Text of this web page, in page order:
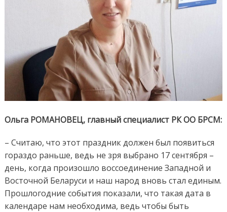
Ольга РОМАНОВЕЦ, главный специалист РК ОО БРСМ:
– Считаю, что этот праздник должен был появиться
гораздо раньше, ведь не зря выбрано 17 сентября –
день, когда произошло воссоединение Западной и
Восточной Беларуси и наш народ вновь стал единым.
Прошлогодние события показали, что такая дата в
календаре нам необходима, ведь чтобы быть